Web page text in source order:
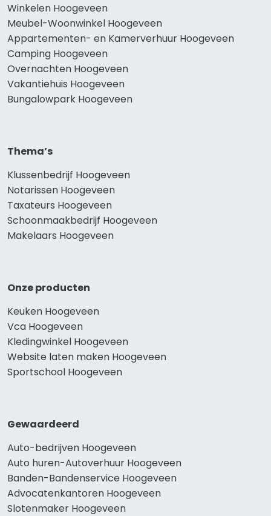
Winkelen Hoogeveen
Meubel-Woonwinkel Hoogeveen
Appartementen- en Kamerverhuur Hoogeveen
Camping Hoogeveen
Overnachten Hoogeveen
Vakantiehuis Hoogeveen
Bungalowpark Hoogeveen
Thema’s
Klussenbedrijf Hoogeveen
Notarissen Hoogeveen
Taxateurs Hoogeveen
Schoonmaakbedrijf Hoogeveen
Makelaars Hoogeveen
Onze producten
Keuken Hoogeveen
Vca Hoogeveen
Kledingwinkel Hoogeveen
Website laten maken Hoogeveen
Sportschool Hoogeveen
Gewaardeerd
Auto-bedrijven Hoogeveen
Auto huren-Autoverhuur Hoogeveen
Banden-Bandenservice Hoogeveen
Advocatenkantoren Hoogeveen
Slotenmaker Hoogeveen